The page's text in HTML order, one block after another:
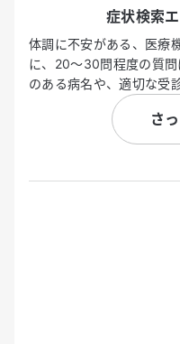
症状検索
体調に不安がある、医療
に、20〜30問程度の質
のある病名や、適切な受
さ